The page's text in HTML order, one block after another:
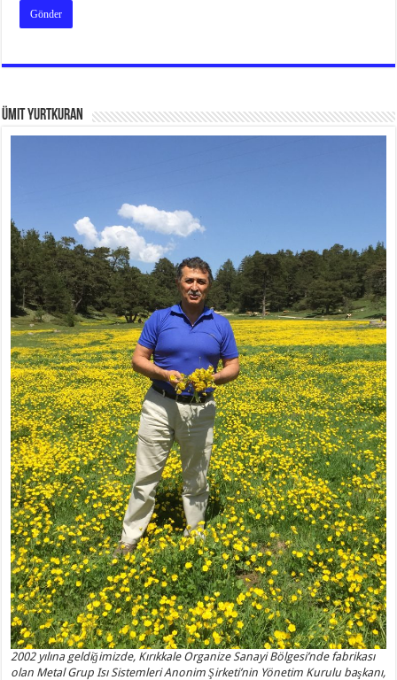
Ümit Yurtkuran
2002 yılına geldiğimizde, Kırıkkale Organize Sanayi Bölgesi’nde fabrikası
olan Metal Grup Isı Sistemleri Anonim Şirketi’nin Yönetim Kurulu başkanı,